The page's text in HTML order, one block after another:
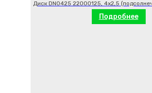
Диск DN0425 22000125, 4х2,5
Подробнее